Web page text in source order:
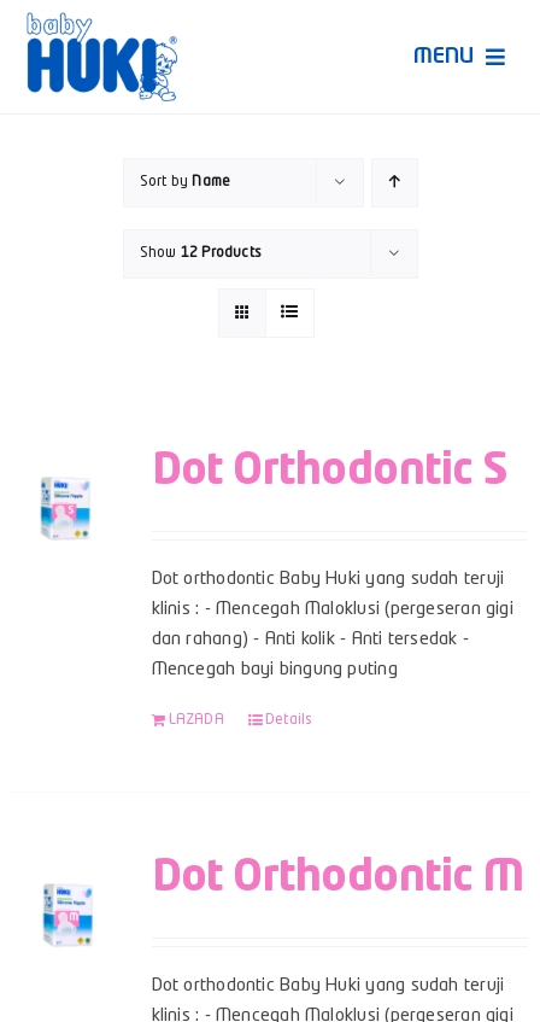
Skip
content
MENU
Sort by Name
Show 12 Products
Dot Orthodontic S
Dot orthodontic Baby Huki yang sudah teruji
klinis : - Mencegah Maloklusi (pergeseran gigi
dan rahang) - Anti kolik - Anti tersedak -
Mencegah bayi bingung puting
LAZADA Details
Dot Orthodontic M
Dot orthodontic Baby Huki yang sudah teruji
klinis : - Mencegah Maloklusi (pergeseran gigi